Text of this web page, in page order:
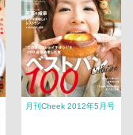
月刊Cheek 2012年5月号